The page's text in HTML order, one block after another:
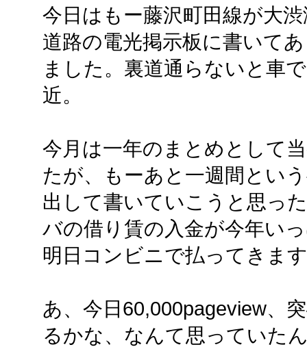
今日はもー藤沢町田線が大
道路の電光掲示板に書いて
ました。裏道通らないと車
近。
今月は一年のまとめとして
たが、もーあと一週間とい
出して書いていこうと思っ
バの借り賃の入金が今年い
明日コンビニで払ってきま
あ、今日60,000pageview、
るかな、なんて思っていた